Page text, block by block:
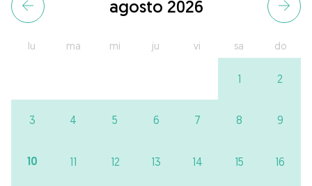
agosto 2026
lu ma mi ju vi sa do
1 2
3 4 5 6 7 8 9
10 11 12 13 14 15 16